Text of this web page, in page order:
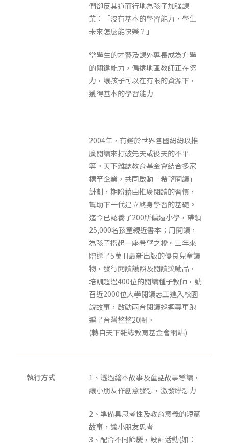
們卻反其道而行地為孩子加強課
業：「沒有基本的學習能力，學生
未來怎麼能快樂？」
當學生的才藝及課外專長成為升學
的關鍵能力，偏遠地區教師正在努
力，讓孩子可以在有限的資源下，
獲得基本的學習能力
2004年，有鑑於世界各國紛紛以推
廣閱讀來打破先天或後天的不平
等。天下雜誌教育基金會結合多家
標竿企業，共同啟動「希望閱讀」
計劃，期盼藉由推廣閱讀的習慣，
幫助下一代建立終身學習的基礎。
迄今已認養了200所偏遠小學，帶領
25,000名孩童親近書本；用閱讀，
為孩子搭起一座希望之橋。三年來
贈送了5萬冊最新出版的優良兒童讀
物，發行閱讀護照及閱讀獎勵品，
培訓超過400位的閱讀種子教師，號
召近2000位大學閱讀志工進入校園
說故事，啟動兩台閱讀巡迴專車跑
遍了台灣整整20圈。
(轉自天下雜誌教育基金會網站)
執行方式
1、透過繪本故事及童話故事導讀，
讓小朋友作創意發想，激發聯想力
2、準備具思考性及教育意義的短篇
故事，讓小朋友思考
3、配合不同節慶，設計活動(如：